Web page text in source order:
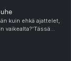
kuin ehkä ajattelet,
vaikealta?'Tässä